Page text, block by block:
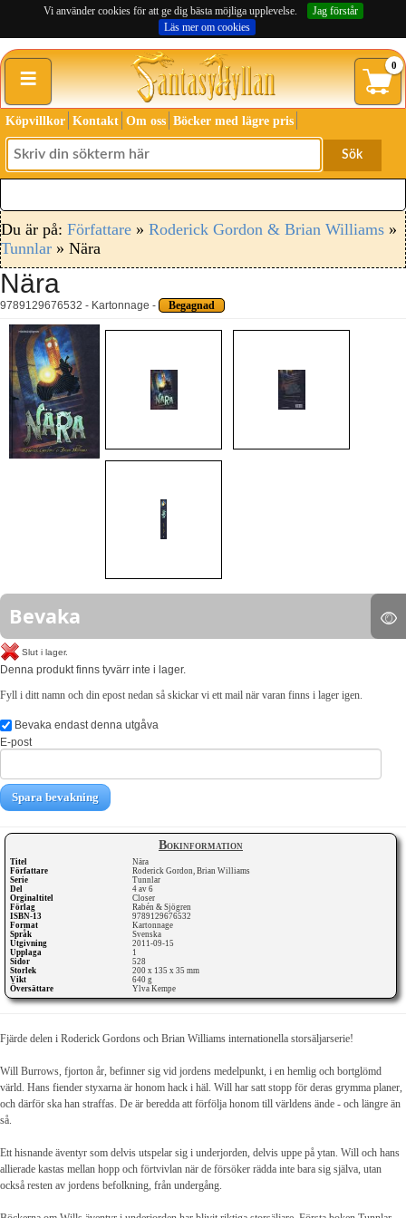
Vi använder cookies för att ge dig bästa möjliga upplevelse.
Jag förstår
Läs mer om cookies
≡ 0
Köpvillkor Kontakt Om oss Böcker med lägre pris
Sök
Du är på: Författare » Roderick Gordon & Brian Williams »
Tunnlar » Nära
Nära
9789129676532 - Kartonnage - Begagnad
Bokinformation
Titel
Nära
Författare
Roderick Gordon, Brian Williams
Serie
Tunnlar
Del
4 av 6
Orginaltitel
Closer
Förlag
Rabén & Sjögren
ISBN-13
9789129676532
Format
Kartonnage
Språk
Svenska
Utgivning
2011-09-15
Upplaga
1
Sidor
528
Storlek
200 x 135 x 35 mm
Vikt
640 g
Översättare
Ylva Kempe
Bevaka
Slut i lager.
Denna produkt finns tyvärr inte i lager.
Fyll i ditt namn och din epost nedan så skickar vi ett mail när varan finns i lager igen.
Bevaka endast denna utgåva
E-post
Spara bevakning
Fjärde delen i Roderick Gordons och Brian Williams internationella storsäljarserie!
Will Burrows, fjorton år, befinner sig vid jordens medelpunkt, i en hemlig och bortglömd
värld. Hans fiender styxarna är honom hack i häl. Will har satt stopp för deras grymma planer,
och därför ska han straffas. De är beredda att förfölja honom till världens ände - och längre än
så.
Ett hisnande äventyr som delvis utspelar sig i underjorden, delvis uppe på ytan. Will och hans
allierade kastas mellan hopp och förtvivlan när de försöker rädda inte bara sig själva, utan
också resten av jordens befolkning, från undergång.